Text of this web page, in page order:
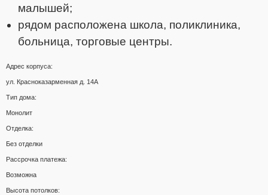
малышей;
рядом расположена школа, поликлиника,
больница, торговые центры.
Адрес корпуса:
ул. Красноказарменная д. 14А
Тип дома:
Монолит
Отделка:
Без отделки
Рассрочка платежа:
Возможна
Высота потолков: